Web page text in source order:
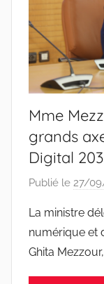
Mme
grands
Digital
Publié le 27/
La ministre
numérique et
Ghita